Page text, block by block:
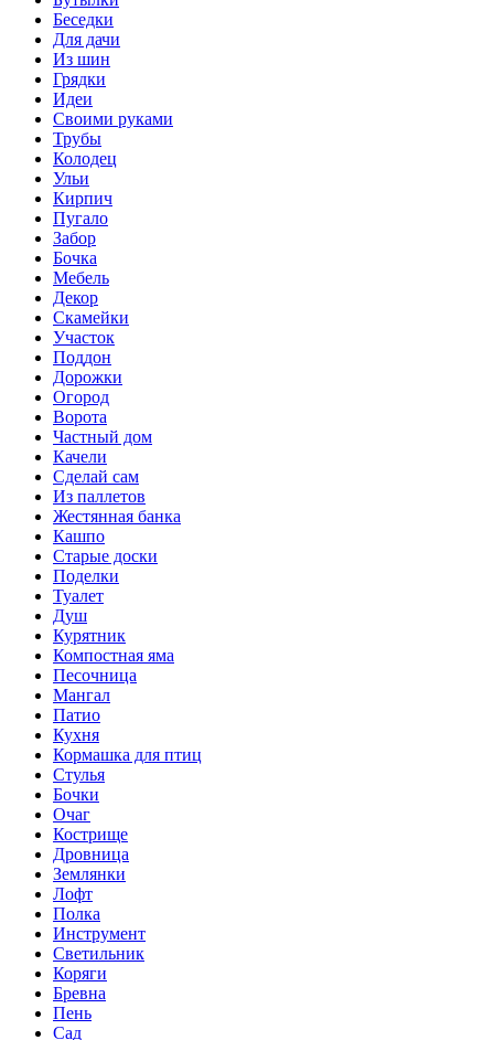
Беседки
Для дачи
Из шин
Грядки
Идеи
Своими руками
Трубы
Колодец
Ульи
Кирпич
Пугало
Забор
Бочка
Мебель
Декор
Скамейки
Участок
Поддон
Дорожки
Огород
Ворота
Частный дом
Качели
Сделай сам
Из паллетов
Жестянная банка
Кашпо
Старые доски
Поделки
Туалет
Душ
Курятник
Компостная яма
Песочница
Мангал
Патио
Кухня
Кормашка для птиц
Стулья
Бочки
Очаг
Кострище
Дровница
Землянки
Лофт
Полка
Инструмент
Светильник
Коряги
Бревна
Пень
Сад